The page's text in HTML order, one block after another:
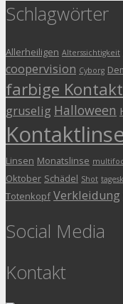
Schlagwörter
Allerheiligen Alterssichtigkeit
coopervision Cyborg
farbige
gruselig Halloween
Linsen Monatslinse
Oktober Schädel Shot
Totenkopf Verkleidung
Social Media
Kontakt